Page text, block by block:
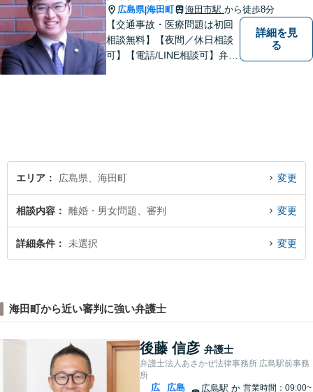
広島県|海田町 海田市駅 から徒歩8分
【交通事故・医療問題は初回
相談無料】【夜間／休日相談
可】【電話/LINE相談可】弁護
詳細を見
る
エリア 広島県、海田町 変更
相談内容 離婚・男女問題、審判 変更
詳細条件 未選択 変更
海田町から近い審判に強い弁護士
後藤 信彦 弁護士
弁護士法人あさかぜ法律事務所 広島駅前事務
所
広
広島
広島駅 か 営業時間：09:00~